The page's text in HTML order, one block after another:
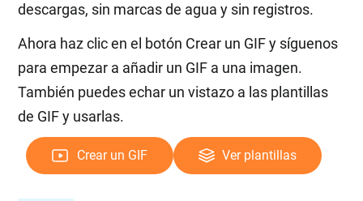
descargas, sin marcas de agua y sin registros.
Ahora haz clic en el botón Crear un GIF y síguenos
para empezar a añadir un GIF a una imagen.
También puedes echar un vistazo a las plantillas
de GIF y usarlas.
Crear un GIF Ver plantillas